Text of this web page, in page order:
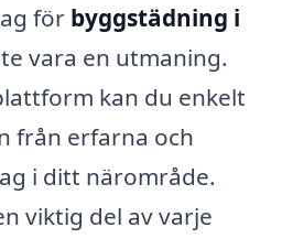
för byggstädning i
vara en utmaning.
kan du enkelt
från erfarna och
i ditt närområde.
viktig del av varje